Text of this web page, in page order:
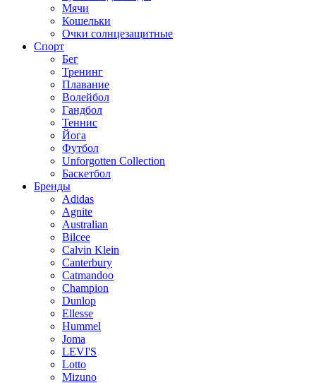
Мячи
Кошельки
Очки солнцезащитные
Спорт
Бег
Тренинг
Плавание
Волейбол
Гандбол
Теннис
Йога
Футбол
Unforgotten Collection
Баскетбол
Бренды
Adidas
Agnite
Australian
Bilcee
Calvin Klein
Canterbury
Catmandoo
Champion
Dunlop
Ellesse
Hummel
Joma
LEVI'S
Lotto
Mizuno